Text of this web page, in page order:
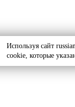
Используя сайт
cookie, которые